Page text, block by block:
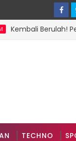
Berulah!
TECHNO